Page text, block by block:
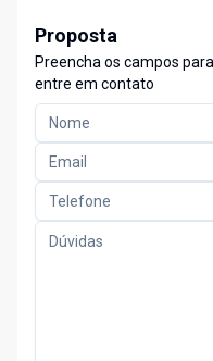
Proposta
Preencha os campos
entre em contato